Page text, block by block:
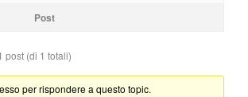
Post
post (di 1 totali)
per rispondere a questo topic.